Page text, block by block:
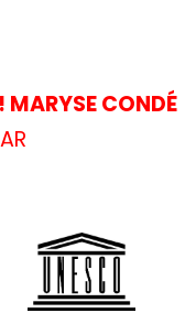
MARYSE CONDÉ